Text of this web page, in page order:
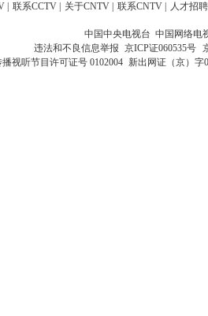
联系CCTV 关于CNTV 联系CNTV 人才招聘
中国中央电视台 中国网络电
违法和不良信息举报 京ICP证060535号
播视听节目许可证号 0102004 新出网证（京）